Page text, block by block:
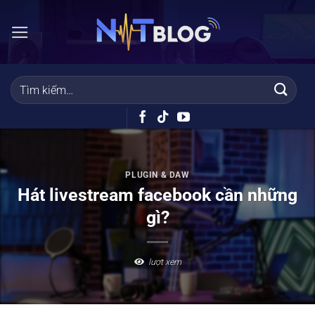
qua
dung
PLUGIN & DAW
Hát livestream facebook cần những
gì?
lượt xem